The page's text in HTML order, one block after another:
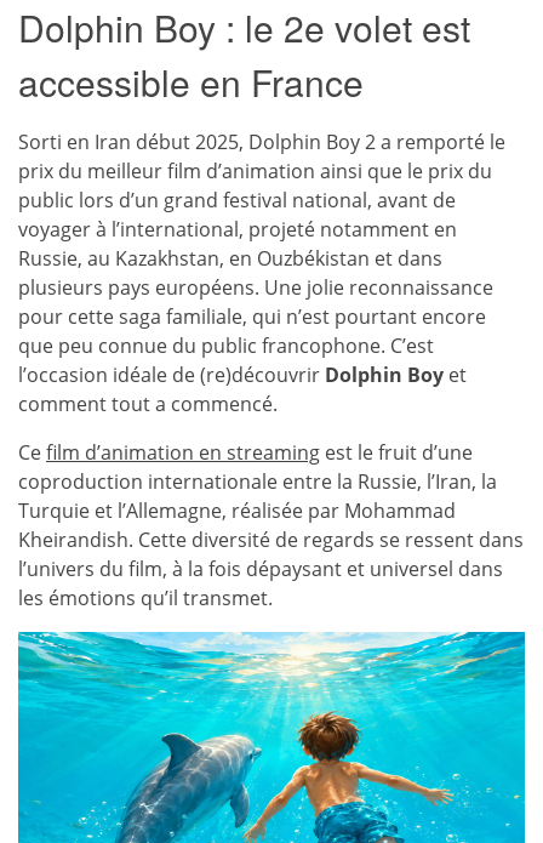
Dolphin Boy : le 2e volet est
accessible en France
Sorti en Iran début 2025, Dolphin Boy 2 a remporté le
prix du meilleur film d’animation ainsi que le prix du
public lors d’un grand festival national, avant de
voyager à l’international, projeté notamment en
Russie, au Kazakhstan, en Ouzbékistan et dans
plusieurs pays européens. Une jolie reconnaissance
pour cette saga familiale, qui n’est pourtant encore
que peu connue du public francophone. C’est
l’occasion idéale de (re)découvrir Dolphin Boy et
comment tout a commencé.
Cefilm d’animation en streaming est le fruit d’une
coproduction internationale entre la Russie, l’Iran, la
Turquie et l’Allemagne, réalisée par Mohammad
Kheirandish. Cette diversité de regards se ressent dans
l’univers du film, à la fois dépaysant et universel dans
les émotions qu’il transmet.